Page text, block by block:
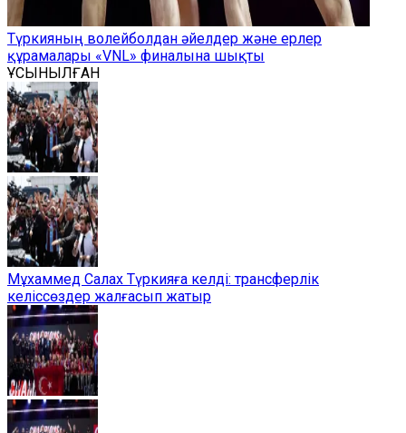
Түркияның волейболдан әйелдер және ерлер
құрамалары «VNL» финалына шықты
ҰСЫНЫЛҒАН
Мұхаммед Салах Түркияға келді: трансферлік
келіссөздер жалғасып жатыр